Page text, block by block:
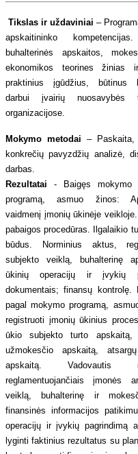
Tikslas ir uždaviniai –
apskaitininko
buhalterinės apskaitos,
ekonomikos teorines žinias
praktinius įgūdžius, būtinus
darbui įvairių nuosavybės
organizacijose.
Mokymo metodai – Paskaita,
konkrečių pavyzdžių analizė,
darbas.
Rezultatai - Baigęs mokymo
programą, asmuo žinos:
vaidmenį įmonių ūkinėje
pabaigos procedūras. Ilgalaikio
būdus. Norminius aktus,
subjekto veiklą, buhalterinę
ūkinių operacijų ir įvykių
dokumentais; finansų kontrolę.
pagal mokymo programą,
registruoti įmonių ūkinius
ūkio subjekto turto
užmokesčio apskaitą,
apskaitą. Vadovautis
reglamentuojančiais įmonės
veiklą, buhalterinę ir
finansinės informacijos
operacijų ir įvykių pagrindimą
lyginti faktinius rezultatus su